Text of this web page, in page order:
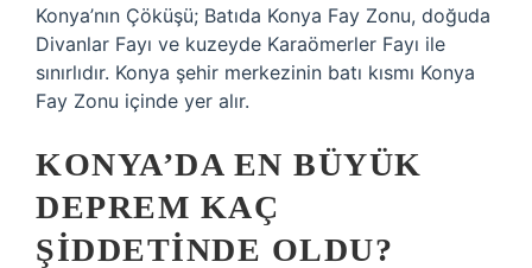
Konya’nın Çöküşü; Batıda Konya Fay Zonu, doğuda
Divanlar Fayı ve kuzeyde Karaömerler Fayı ile
sınırlıdır. Konya şehir merkezinin batı kısmı Konya
Fay Zonu içinde yer alır.
KONYA’DA EN BÜYÜK
DEPREM KAÇ
ŞIDDETINDE OLDU?